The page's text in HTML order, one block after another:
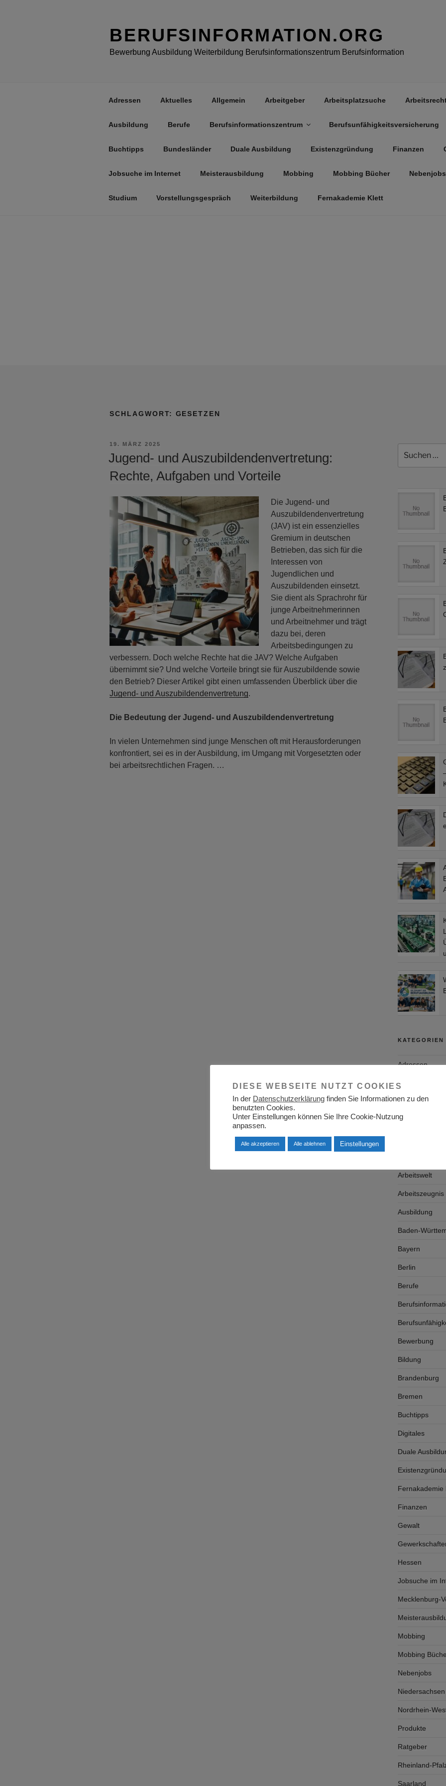
BERUFSINFORMATION.ORG
Bewerbung Ausbildung Weiterbildung Berufsinformationszentrum Berufsinformation
Adressen Aktuelles Allgemein Arbeitgeber Arbeitsplatzsuche
Ausbildung Berufe Berufsinformationszentrum Berufsunfähigkeitsversicherung
Buchtipps Bundesländer Duale Ausbildung Existenzgründung Finanzen
Jobsuche im Internet Meisterausbildung Mobbing Mobbing Bücher Nebenjobs
Studium Vorstellungsgespräch Weiterbildung Fernakademie Klett
SCHLAGWORT: GESETZEN
VERÖFFENTLICHT
19. MÄRZ 2025
Jugend- und Auszubildendenvertretung:
Rechte, Aufgaben und Vorteile
Die Jugend- und
Auszubildendenvertretung
(JAV) ist ein essenzielles
Gremium in deutschen
Betrieben, das sich für die
Interessen von
Jugendlichen und
Auszubildenden einsetzt.
Sie dient als Sprachrohr für
junge Arbeitnehmerinnen
und Arbeitnehmer und trägt
dazu bei, deren
Arbeitsbedingungen zu
verbessern. Doch welche Rechte hat die JAV? Welche Aufgaben
übernimmt sie? Und welche Vorteile bringt sie für Auszubildende sowie
den Betrieb? Dieser Artikel gibt einen umfassenden Überblick über die
Jugend- und Auszubildendenvertretung.
Die Bedeutung der Jugend- und Auszubildendenvertretung
In vielen Unternehmen sind junge Menschen oft mit Herausforderungen
konfrontiert, sei es in der Ausbildung, im Umgang mit Vorgesetzten oder
bei arbeitsrechtlichen Fragen. …
nach:
KATEGORIEN
Adressen
Aktuelles
Allgemein
Arbeitgeber
Arbeitswelt
Arbeitszeugnis
Ausbildung
Baden-
Bayern
Berlin
Berufe
Bewerbung
Bildung
Brandenburg
Bremen
Buchtipps
Digitales
Duale
Fernakademie
Finanzen
Gewalt
Hessen
Jobsuche im
Mecklenburg-
Mobbing
Mobbing
Nebenjobs
Niedersachsen
Nordrhein-
Produkte
Ratgeber
Rheinland-
Saarland
DIESE WEBSEITE NUTZT COOKIES
In der Datenschutzerklärung finden Sie Informationen zu den
benutzten Cookies.
Unter Einstellungen können Sie Ihre Cookie-Nutzung
anpassen.
Alle akzeptieren Alle ablehnen Einstellungen